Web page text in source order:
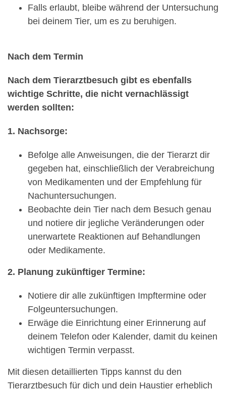
Falls erlaubt, bleibe während der Untersuchung
bei deinem Tier, um es zu beruhigen.
Nach dem Termin
Nach dem Tierarztbesuch gibt es ebenfalls
wichtige Schritte, die nicht vernachlässigt
werden sollten:
1. Nachsorge:
Befolge alle Anweisungen, die der Tierarzt dir
gegeben hat, einschließlich der Verabreichung
von Medikamenten und der Empfehlung für
Nachuntersuchungen.
Beobachte dein Tier nach dem Besuch genau
und notiere dir jegliche Veränderungen oder
unerwartete Reaktionen auf Behandlungen
oder Medikamente.
2. Planung zukünftiger Termine:
Notiere dir alle zukünftigen Impftermine oder
Folgeuntersuchungen.
Erwäge die Einrichtung einer Erinnerung auf
deinem Telefon oder Kalender, damit du keinen
wichtigen Termin verpasst.
Mit diesen detaillierten Tipps kannst du den
Tierarztbesuch für dich und dein Haustier erheblich